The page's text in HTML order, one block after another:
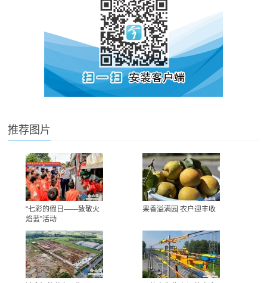
推荐图片
“七彩的假日——致敬火
焰蓝”活动
果香溢满园 农户迎丰收